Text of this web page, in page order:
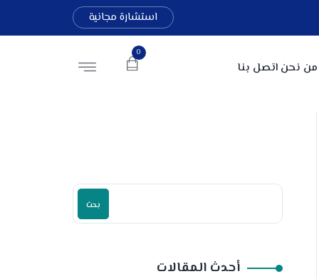
استشارة مجانية
من نحن اتصل بنا
0
بحث
أحدث المقالات